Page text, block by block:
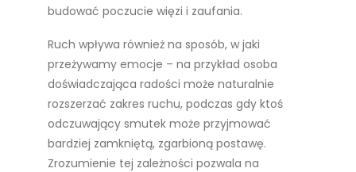
budować poczucie więzi i zaufania.
Ruch wpływa również na sposób, w jaki
przeżywamy emocje – na przykład osoba
doświadczająca radości może naturalnie
rozszerzać zakres ruchu, podczas gdy ktoś
odczuwający smutek może przyjmować
bardziej zamkniętą, zgarbioną postawę.
Zrozumienie tej zależności pozwala na